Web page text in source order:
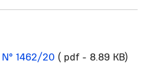
1462/20 ( pdf - 8.89 KB)